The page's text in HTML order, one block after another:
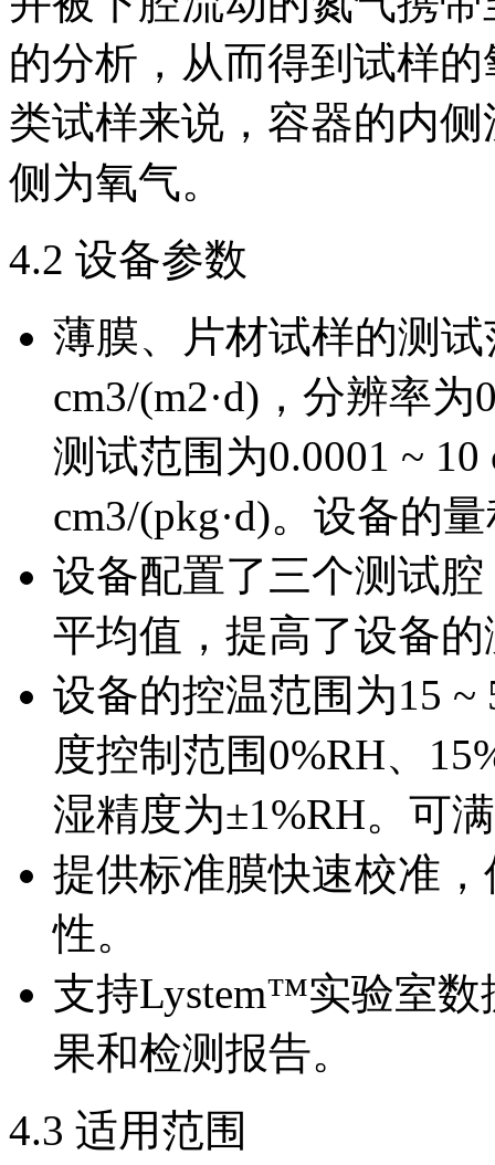
的分析，从而得到试样
类试样来说，容器的内
侧为氧气。
4.2 设备参数
薄膜、片材试样的测试
cm3/(m2·d)，分辨率
测试范围为0.0001 ~ 10
cm3/(pkg·d)。设备的
设备配置了三个测试
平均值，提高了设备
设备的控温范围为15
度控制范围0%RH、
湿精度为±1%RH。可
提供标准膜快速校准
性。
支持Lystem™实验室
果和检测报告。
4.3 适用范围